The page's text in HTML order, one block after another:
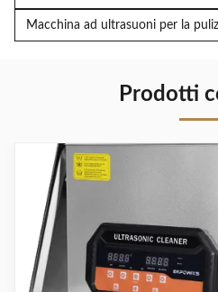
Macchina ad ultrasuoni per la
Prodotti